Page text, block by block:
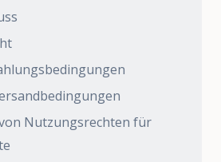
|
Nutzungsrechten für